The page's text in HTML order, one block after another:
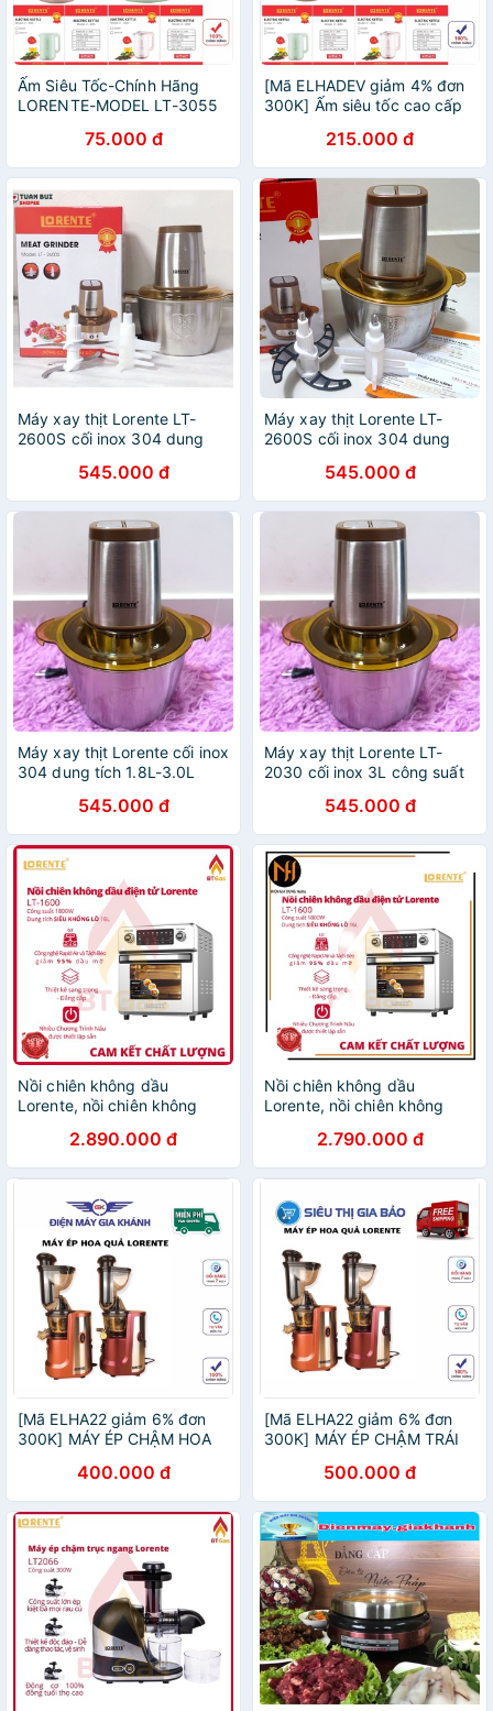
Ấm Siêu Tốc-Chính Hãng
LORENTE-MODEL LT-3055
BH 12Tháng75.000 đ
[Mã ELHADEV giảm 4% đơn
300K] Ấm siêu tốc cao cấp
Bình đun siêu tốc dung tích
2,2L chính hãng
215.000 đ
Máy xay thịt Lorente LT-
2600S cối inox 304 dung
Chính hãng BH 12 tháng
545.000 đ
Máy xay thịt Lorente LT-
2600S cối inox 304 dung
Hàng chính hãng BH 12
tháng
545.000 đ
Máy xay thịt Lorente cối inox
304 dung tích 1.8L-3.0L
Hàng chính hãng BH 12
tháng
545.000 đ
Máy xay thịt Lorente LT-
2030 cối inox 3L công suất
545.000 đ
Nồi chiên không dầu
Lorente, nồi chiên không
Lorente LT-1600 / LT-1500
2.890.000 đ
Nồi chiên không dầu
Lorente, nồi chiên không
16L Lorente LT-1600
2.790.000 đ
[Mã ELHA22 giảm 6% đơn
300K] MÁY ÉP CHẬM HOA
400.000 đ
[Mã ELHA22 giảm 6% đơn
300K] MÁY ÉP CHẬM TRÁI
500.000 đ